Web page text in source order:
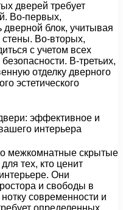
дверей требует
Во-первых,
блок, учитывая
Во-вторых,
с учетом всех
В-третьих,
отделку дверного
эстетического
межкомнатные скрытые
тех, кто ценит
Они
и свободы в
современности и
определенных